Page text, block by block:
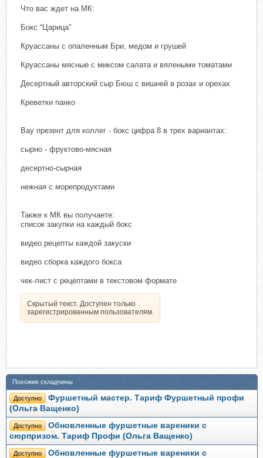
Что вас ждет на МК:
Бокс “Царица”
Круассаны с опаленным Бри, медом и грушей
Круассаны мясные с миксом салата и вялеными томатами
Десертный авторский сыр Бюш с вишней в розах и орехах
Креветки панко
Вау презент для коллег - бокс цифра 8 в трех вариантах:
сырно - фруктово-мясная
десертно-сырная
нежная с морепродуктами
Также к МК вы получаете:
список закупки на каждый бокс
видео рецепты каждой закуски
видео сборка каждого бокса
чек-лист с рецептами в текстовом формате
Скрытый текст. Доступен только
зарегистрированным пользователям.
Похожие складчины
Доступно
Фуршетный мастер. Тариф Фуршетный профи
(Ольга Ващенко)
Доступно
Обновленные фуршетные вареники с
сюрпризом. Тариф Профи (Ольга Ващенко)
Доступно
Обновленные фуршетные вареники с